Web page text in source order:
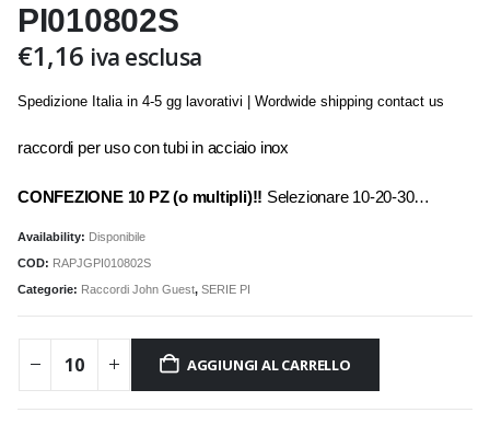
PI010802S
€1,16 iva esclusa
Spedizione Italia in 4-5 gg lavorativi | Wordwide shipping contact us
raccordi per uso con tubi in acciaio inox
CONFEZIONE 10 PZ (o multipli)!! Selezionare 10-20-30…
Availability: Disponibile
COD: RAPJGPI010802S
Categorie: Raccordi John Guest, SERIE PI
AGGIUNGI AL CARRELLO